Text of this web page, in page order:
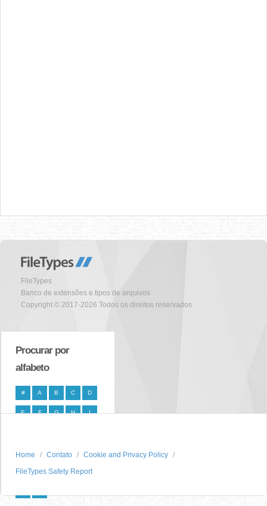
FileTypes
Banco de extensões e tipos de arquivos
Copyright © 2017-2026 Todos os direitos reservados
Procurar por
alfabeto
# A B C D
E F G H I
P S
T U V W X
Home Contato
Cookie and Privacy Policy
FileTypes Safety Report